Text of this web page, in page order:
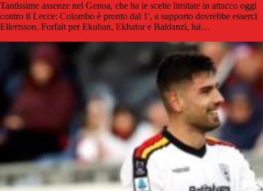
Tantissime assenze nel Genoa, che ha le scelte limitate in attacco oggi
contro il Lecce: Colombo è pronto dal 1', a supporto dovrebbe esserci
Ellertsson. Forfait per Ekuban, Ekhator e Baldanzi, lui…